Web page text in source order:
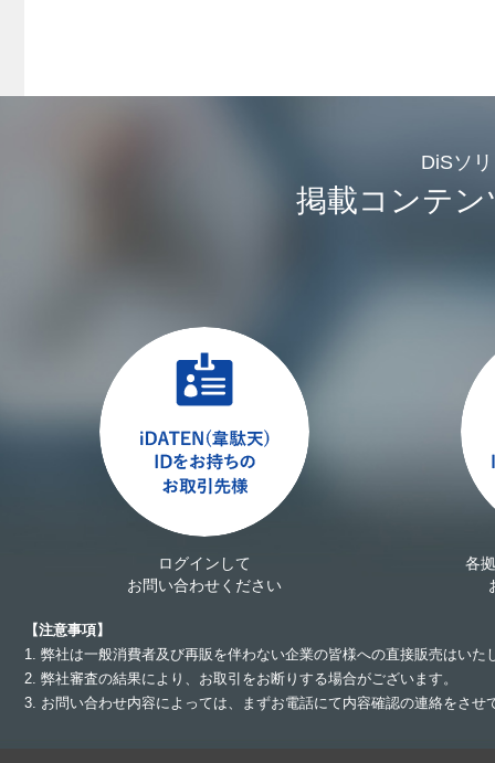
DiSソ
掲載コンテ
ログインして
お問い合わせください
各
【注意事項】
1. 弊社は一般消費者及び再販を伴わない企業の皆様への直接販売はいた
2. 弊社審査の結果により、お取引をお断りする場合がございます。
3. お問い合わせ内容によっては、まずお電話にて内容確認の連絡をさ